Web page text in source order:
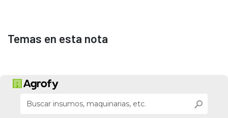
Temas en esta nota